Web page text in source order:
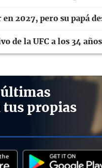
2027, pero su papá
de la UFC a los 34 años
últimas
tus propias